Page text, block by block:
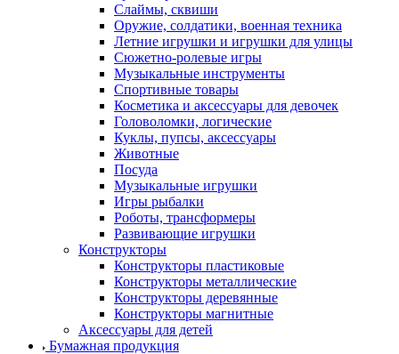
Слаймы, сквиши
Оружие, солдатики, военная техника
Летние игрушки и игрушки для улицы
Сюжетно-ролевые игры
Музыкальные инструменты
Спортивные товары
Косметика и аксессуары для девочек
Головоломки, логические
Куклы, пупсы, аксессуары
Животные
Посуда
Музыкальные игрушки
Игры рыбалки
Роботы, трансформеры
Развивающие игрушки
Конструкторы
Конструкторы пластиковые
Конструкторы металлические
Конструкторы деревянные
Конструкторы магнитные
Аксессуары для детей
Бумажная продукция